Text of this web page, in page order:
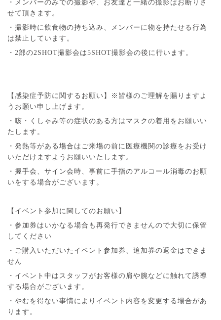
・メンバーのみでの撮影や、お友達と一緒の撮影はお断りさ
せて頂きます。
・撮影時に飲食物の持ち込み、メンバーに物を持たせる行為
は禁止しています。
・2部の2SHOT撮影会は5SHOT撮影会の後に行います。
【感染症予防に関するお願い】※皆様のご理解を賜りますよ
うお願い申し上げます。
・咳・くしゃみ等の症状のある方はマスクの着用をお願いい
たします。
・発熱等がある場合はご来場の前に医療機関の診療をお受け
いただけますようお願いいたします。
・握手会、サイン会時、事前に手指のアルコール消毒のお願
いをする場合がございます。
【イベント参加に関してのお願い】
・参加券はいかなる場合も再発行できませんので大切に保管
してください
・ご購入いただいたイベント参加券、追加券の返金はできま
せん
・イベント中はスタッフがお客様の肩や腕などに触れて誘導
する場合がございます。
・やむを得ない事情によりイベント内容を変更する場合があ
ります。